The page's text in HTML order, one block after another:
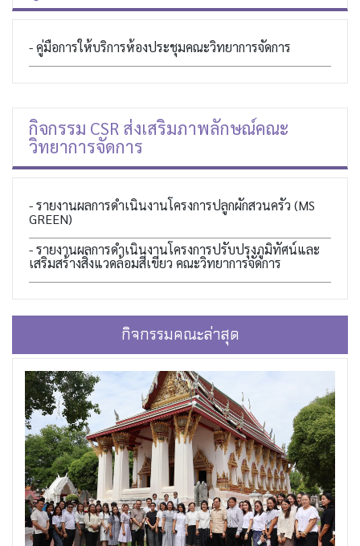
- คู่มือการให้บริการห้องประชุมคณะวิทยาการจัดการ
กิจกรรม CSR ส่งเสริมภาพลักษณ์คณะ
วิทยาการจัดการ
- รายงานผลการดำเนินงานโครงการปลูกผักสวนครัว (MS
GREEN)
- รายงานผลการดำเนินงานโครงการปรับปรุงภูมิทัศน์และ
เสริมสร้างสิ่งแวดล้อมสีเขียว คณะวิทยาการจัดการ
กิจกรรมคณะล่าสุด